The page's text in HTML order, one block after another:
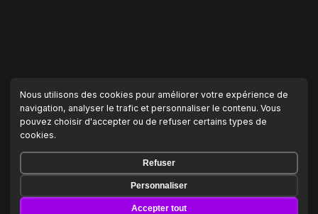
Nous utilisons des cookies pour améliorer votre expérience de
navigation, analyser le trafic et personnaliser le contenu. Vous
pouvez choisir d'accepter ou de refuser certains types de
cookies.
Refuser
Personnaliser
Accepter tout